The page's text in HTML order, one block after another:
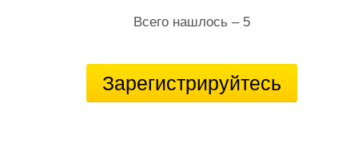
Всего нашлось – 5
Зарегистрируйтесь